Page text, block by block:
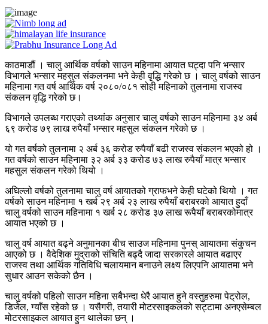
काठमाडौं । चालु आर्थिक वर्षको साउन महिनामा आयात घट्दा पनि भन्सार
विभागले भन्सार महसुल संकलनमा भने केही वृद्धि गरेको छ । चालु वर्षको साउन
महिनामा गत वर्ष आर्थिक वर्ष २०८०/०८१ सोही महिनाको तुलनामा राजस्व
संकलन वृद्धि गरेको छ।
विभागले उपलब्ध गराएको तथ्यांक अनुसार चालु वर्षको साउन महिनामा ३४ अर्ब
६९ करोड ७९ लाख रुपैयाँ भन्सार महसुल संकलन गरेको छ ।
यो गत वर्षको तुलनामा २ अर्ब ३६ करोड रुपैयाँ बढी राजस्व संकलन भएको हो ।
गत वर्षको साउन महिनामा ३२ अर्ब ३३ करोड ७३ लाख रुपैयाँ मात्र भन्सार
महसुल संकलन गरेको थियो ।
अघिल्लो वर्षको तुलनामा चालु वर्ष आयातको ग्राफभने केही घटेको थियो । गत
वर्षको साउन महिनामा १ खर्ब २९ अर्ब २३ लाख रुपैयाँ बराबरको आयात हुदाँ
चालु वर्षको साउन महिनामा १ खर्ब २८ करोड ३७ लाख रूपैयाँ बराबरकोमात्र
आयात भएको छ ।
चालु वर्ष आयात बढ्ने अनुमानका बीच साउज महिनामा पुनस् आयातमा संकुचन
आएको छ । वैदेशिक मुद्राको संचिति बढ्दै जादा सरकारले आयात बढाएर
राजस्व तथा आर्थिक गतिविधि चलायमान बनाउने लक्ष्य लिएपनि आयातमा भने
सुधार आउन सकेको छैन ।
चालु वर्षको पहिलो साउन महिना सबैभन्दा धेरै आयात हुने वस्तुहरुमा पेट्रोल,
डिजेल, ग्याँस रहेको छ । यसैगरी, तयारी मोटरसाइकलको सट्टामा अनएसेम्बल
मोटरसाइकल आयात हुन थालेका छन् ।